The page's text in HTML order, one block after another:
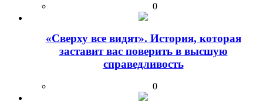
0
«Сверху все видят». История, которая
заставит вас поверить в высшую
справедливость
0